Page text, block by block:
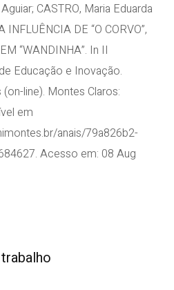
CASTRO, Maria Eduarda
INFLUÊNCIA DE “O CORVO”,
“WANDINHA”. In II
Educação e Inovação.
line). Montes Claros:
em
anais/79a826b2-
Acesso em: 08 Aug